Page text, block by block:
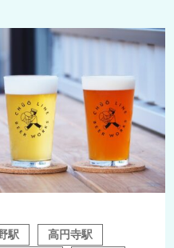
駅
高円寺駅